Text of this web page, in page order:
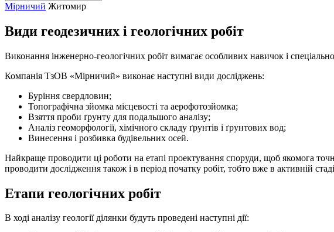
Мірничий Житомир
Види геодезичних і геологічних робіт
Виконання інженерно-геологічних робіт вимагає особливих навичок і
Компанія ТзОВ «Мірничий» виконає наступні види досліджень:
Буріння свердловин;
Топографічна зйомка місцевості та аерофотозйомка;
Взяття проби ґрунту для подальшого аналізу;
Аналіз геоморфології, хімічного складу ґрунтів і ґрунтових вод;
Винесення і розбивка будівельних осей.
Найкраще проводити ці роботи на етапі проектування споруди, щоб якомога
проводити дослідження також і в період початку робіт, тобто вже в активній
Етапи геологічних робіт
В ході аналізу геології ділянки будуть проведені наступні дії: